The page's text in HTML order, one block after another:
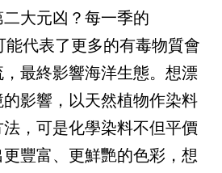
大元凶？每一季的
代表了更多的有毒物質會
最終影響海洋生態。想漂
影響，以天然植物作染料
，可是化學染料不但平價
豐富、更鮮艷的色彩，想